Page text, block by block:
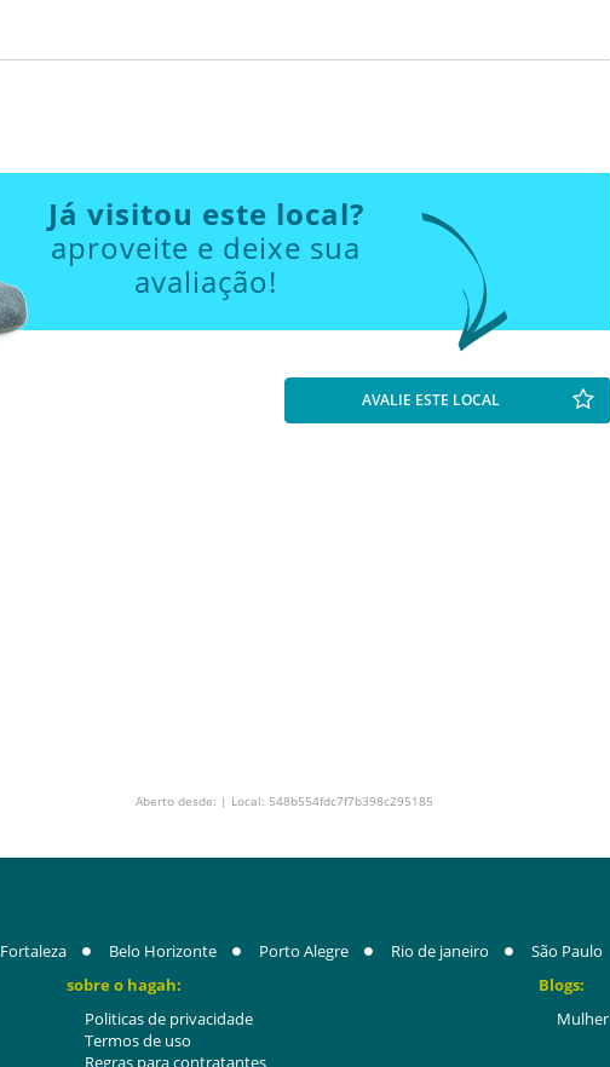
Já visitou este local?
aproveite e deixe sua
avaliação!
AVALIE ESTE LOCAL
Aberto desde: | Local: 548b554fdc7f7b398c295185
Fortaleza Belo Horizonte Porto Alegre Rio de janeiro São Paulo
sobre o hagah:
Politicas de privacidade
Termos de uso
Regras para contratantes
Blogs:
Mulher